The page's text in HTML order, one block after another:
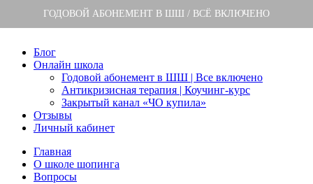
ГОДОВОЙ АБОНЕМЕНТ В ШШ / ВСЁ ВКЛЮЧЕНО
Блог
Онлайн школа
Годовой абонемент в ШШ | Все включено
Антикризисная терапия | Коучинг-курс
Закрытый канал «ЧО купила»
Отзывы
Личный кабинет
Главная
О школе шопинга
Вопросы